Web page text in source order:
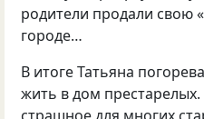
родители продали свою
городе…
В итоге Татьяна
жить в дом